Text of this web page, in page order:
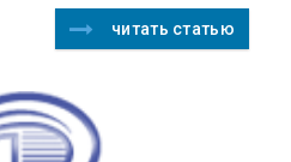
читать статью